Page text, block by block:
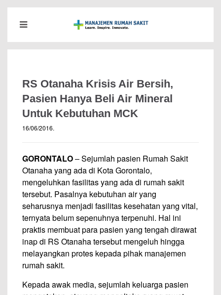
RS Otanaha Krisis Air Bersih,
Pasien Hanya Beli Air Mineral
Untuk Kebutuhan MCK
16/06/2016.
GORONTALO– Sejumlah pasien Rumah Sakit
Otanaha yang ada di Kota Gorontalo,
mengeluhkan fasilitas yang ada di rumah sakit
tersebut. Pasalnya kebutuhan air yang
seharusnya menjadi fasilitas kesehatan yang vital,
ternyata belum sepenuhnya terpenuhi. Hal ini
praktis membuat para pasien yang tengah dirawat
inap di RS Otanaha tersebut mengeluh hingga
melayangkan protes kepada pihak manajemen
rumah sakit.
Kepada awak media, sejumlah keluarga pasien